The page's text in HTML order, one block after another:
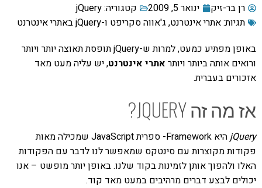
רן בר-זיק ינואר 5, 2009 קטגוריה:jQuery
תגיות:אתרי אינטרנט, ג'אווה סקריפט ו-jQuery באתרי אינטרנט
באופן מפתיע כמעט, למרות ש-jQuery תופסת תאוצה יותר ויותר
ורואים אותה ביותר ויותר אתרי אינטרנט, יש עליה מעט מאד
אזכורים בעברית.
אז מה זה JQUERY?
jQuery
היא Framework- ספרית JavaScript שמכילה מאות
פקודות מקוצרות עם סינטקס שמאפשר לנו לדבר עם הפקודות
האלו ולהפוך אותן לזמינות בקוד שלנו. באופן יותר מופשט – אנו
יכולים לבצע דברים מרהיבים במעט מאד קוד.